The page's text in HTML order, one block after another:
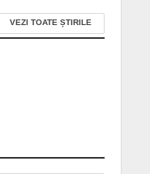
VEZI TOATE ȘTIRILE